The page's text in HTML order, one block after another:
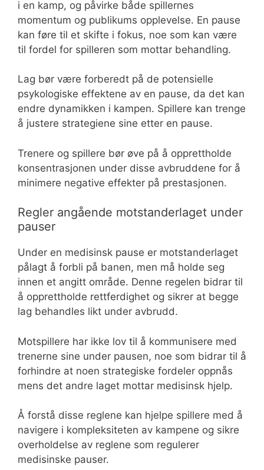
i en kamp, og påvirke både spillernes
momentum og publikums opplevelse. En pause
kan føre til et skifte i fokus, noe som kan være
til fordel for spilleren som mottar behandling.
Lag bør være forberedt på de potensielle
psykologiske effektene av en pause, da det kan
endre dynamikken i kampen. Spillere kan trenge
å justere strategiene sine etter en pause.
Trenere og spillere bør øve på å opprettholde
konsentrasjonen under disse avbruddene for å
minimere negative effekter på prestasjonen.
Regler angående motstanderlaget under
pauser
Under en medisinsk pause er motstanderlaget
pålagt å forbli på banen, men må holde seg
innen et angitt område. Denne regelen bidrar til
å opprettholde rettferdighet og sikrer at begge
lag behandles likt under avbrudd.
Motspillere har ikke lov til å kommunisere med
trenerne sine under pausen, noe som bidrar til å
forhindre at noen strategiske fordeler oppnås
mens det andre laget mottar medisinsk hjelp.
Å forstå disse reglene kan hjelpe spillere med å
navigere i kompleksiteten av kampene og sikre
overholdelse av reglene som regulerer
medisinske pauser.